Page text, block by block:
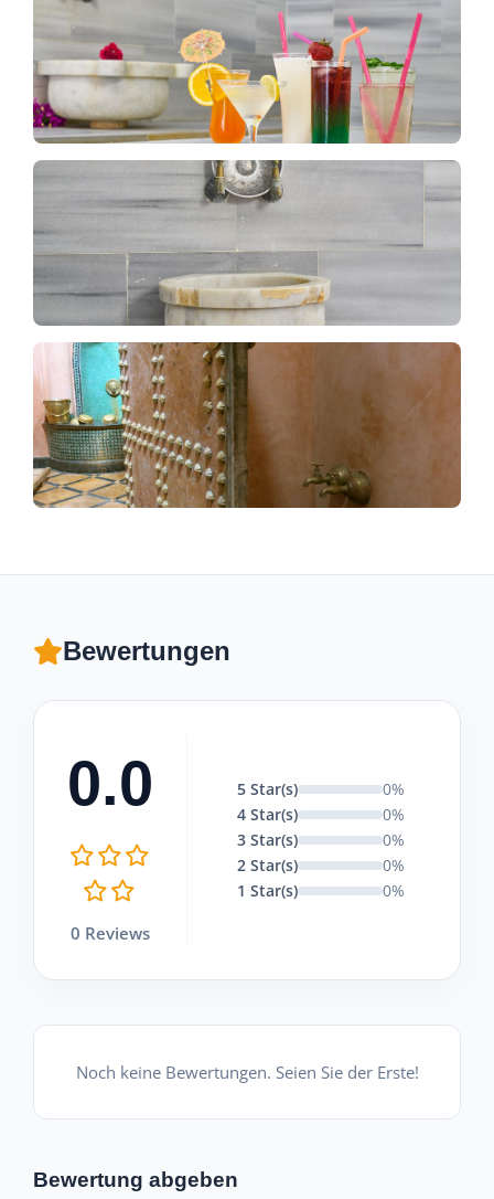
Bewertungen
0.0
0 Reviews
5 Star(s)
0%
4 Star(s)
0%
3 Star(s)
0%
2 Star(s)
0%
1 Star(s)
0%
Noch keine Bewertungen. Seien Sie der Erste!
Bewertung abgeben